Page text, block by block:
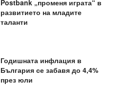
Postbank „променя играта“ в
развитието на младите
таланти
Годишната инфлация в
България се забавя до 4,4%
през юли